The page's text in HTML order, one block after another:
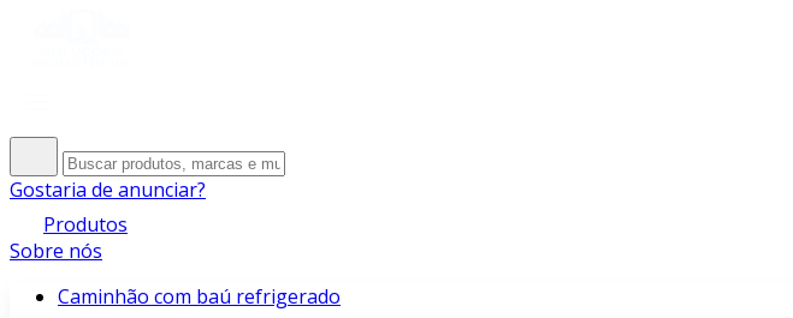
Gostaria de anunciar?
Produtos
Sobre nós
Caminhão com baú refrigerado